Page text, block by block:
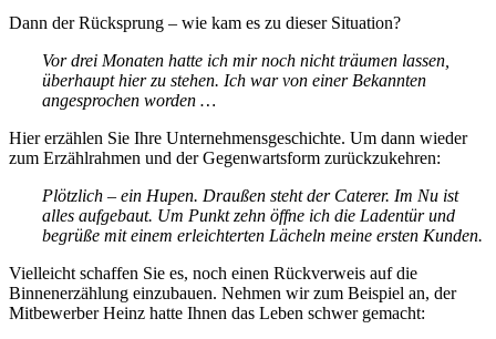
Dann der Rücksprung – wie kam es zu dieser Situation?
Vor drei Monaten hatte ich mir noch nicht träumen lassen,
überhaupt hier zu stehen. Ich war von einer Bekannten
angesprochen worden …
Hier erzählen Sie Ihre Unternehmensgeschichte. Um dann wieder
zum Erzählrahmen und der Gegenwartsform zurückzukehren:
Plötzlich – ein Hupen. Draußen steht der Caterer. Im Nu ist
alles aufgebaut. Um Punkt zehn öffne ich die Ladentür und
begrüße mit einem erleichterten Lächeln meine ersten Kunden.
Vielleicht schaffen Sie es, noch einen Rückverweis auf die
Binnenerzählung einzubauen. Nehmen wir zum Beispiel an, der
Mitbewerber Heinz hatte Ihnen das Leben schwer gemacht: